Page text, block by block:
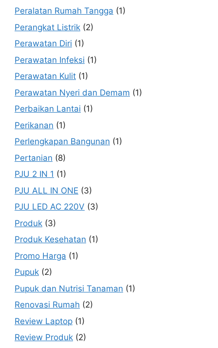
Peralatan Rumah Tangga (1)
Perangkat Listrik (2)
Perawatan Diri (1)
Perawatan Infeksi (1)
Perawatan Kulit (1)
Perawatan Nyeri dan Demam (1)
Perbaikan Lantai (1)
Perikanan (1)
Perlengkapan Bangunan (1)
Pertanian (8)
PJU 2 IN 1 (1)
PJU ALL IN ONE (3)
PJU LED AC 220V (3)
Produk (3)
Produk Kesehatan (1)
Promo Harga (1)
Pupuk (2)
Pupuk dan Nutrisi Tanaman (1)
Renovasi Rumah (2)
Review Laptop (1)
Review Produk (2)